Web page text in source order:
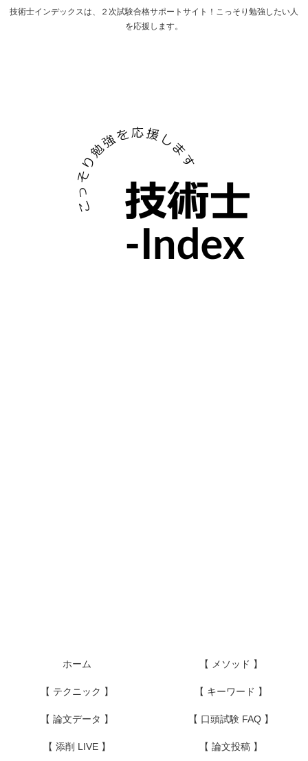
技術士インデックスは、２次試験合格サポートサイト！こっそり勉強したい人
を応援します。
ホーム 【 メソッド 】
【 テクニック 】 【 キーワード 】
【 論文データ 】 【 口頭試験 FAQ 】
【 添削 LIVE 】 【 論文投稿 】